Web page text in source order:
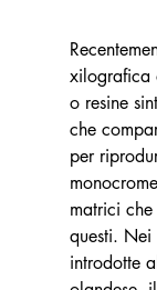
xilografica
o resine
che
per
matrici
questi. Nei
introdotte